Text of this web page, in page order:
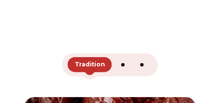
Tradition